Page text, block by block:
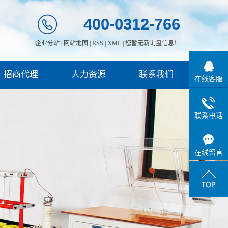
400-0312-766
企业分站 网站地图 RSS XML 您暂无新询盘信息！
招商代理 人力资源 联系我们 在线客服
联系电话
在线留言